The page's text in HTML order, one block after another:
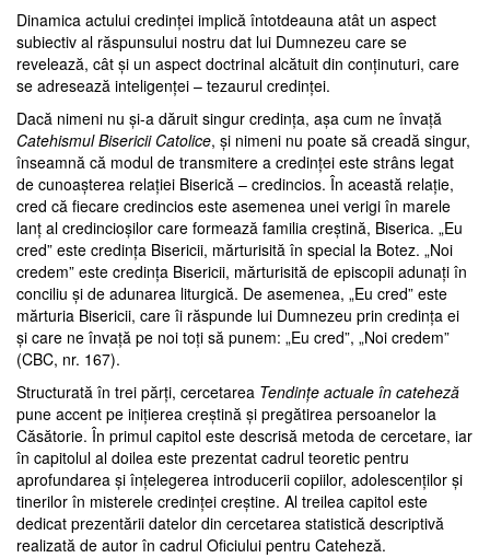
Dinamica actului credinţei implică întotdeauna atât un aspect
subiectiv al răspunsului nostru dat lui Dumnezeu care se
revelează, cât şi un aspect doctrinal alcătuit din conţinuturi, care
se adresează inteligenţei – tezaurul credinţei.
Dacă nimeni nu şi-a dăruit singur credinţa, aşa cum ne învaţă
Catehismul Bisericii Catolice, şi nimeni nu poate să creadă singur,
înseamnă că modul de transmitere a credinţei este strâns legat
de cunoaşterea relaţiei Biserică – credincios. În această relaţie,
cred că fiecare credincios este asemenea unei verigi în marele
lanţ al credincioşilor care formează familia creştină, Biserica. „Eu
cred” este credinţa Bisericii, mărturisită în special la Botez. „Noi
credem” este credinţa Bisericii, mărturisită de episcopii adunaţi în
conciliu şi de adunarea liturgică. De asemenea, „Eu cred” este
mărturia Bisericii, care îi răspunde lui Dumnezeu prin credinţa ei
şi care ne învaţă pe noi toţi să punem: „Eu cred”, „Noi credem”
(CBC, nr. 167).
Structurată în trei părţi, cercetarea Tendinţe actuale în cateheză
pune accent pe iniţierea creştină şi pregătirea persoanelor la
Căsătorie. În primul capitol este descrisă metoda de cercetare, iar
în capitolul al doilea este prezentat cadrul teoretic pentru
aprofundarea şi înţelegerea introducerii copiilor, adolescenţilor şi
tinerilor în misterele credinţei creştine. Al treilea capitol este
dedicat prezentării datelor din cercetarea statistică descriptivă
realizată de autor în cadrul Oficiului pentru Cateheză.